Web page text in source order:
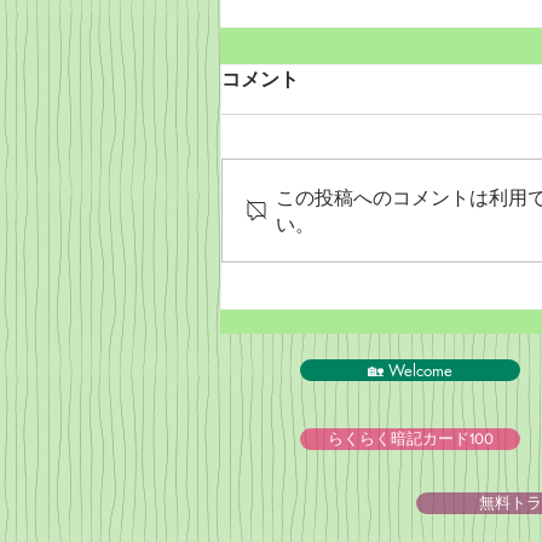
コメント
この投稿へのコメントは利用
い。
🏡 Welcome
らくらく暗記カード100
無料ト